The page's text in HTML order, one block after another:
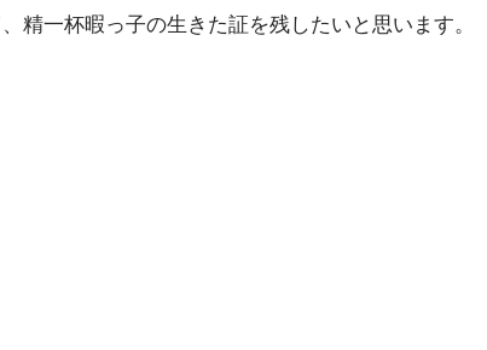
精一杯暇っ子の生きた証を残したいと思います。